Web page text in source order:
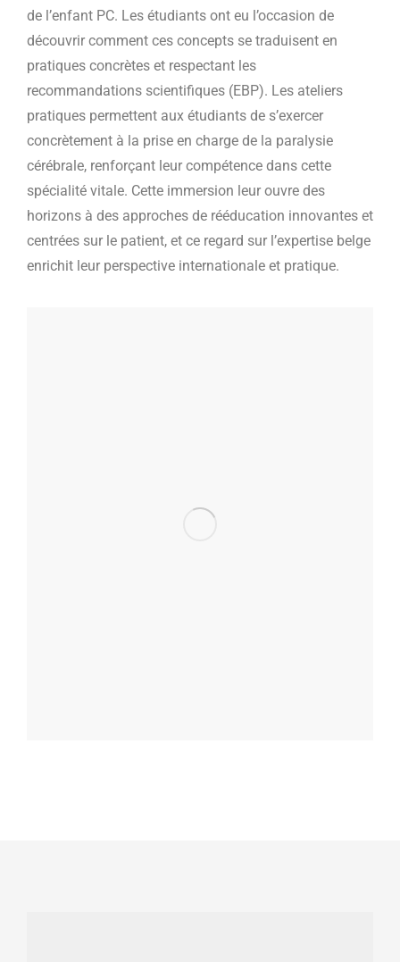
de l’enfant PC. Les étudiants ont eu l’occasion de
découvrir comment ces concepts se traduisent en
pratiques concrètes et respectant les
recommandations scientifiques (EBP). Les ateliers
pratiques permettent aux étudiants de s’exercer
concrètement à la prise en charge de la paralysie
cérébrale, renforçant leur compétence dans cette
spécialité vitale. Cette immersion leur ouvre des
horizons à des approches de rééducation innovantes et
centrées sur le patient, et ce regard sur l’expertise belge
enrichit leur perspective internationale et pratique.